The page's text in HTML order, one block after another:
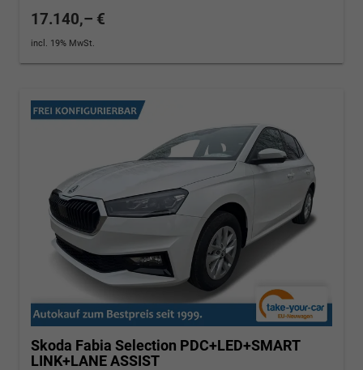
17.140,– €
incl. 19% MwSt.
Skoda Fabia Selection PDC+LED+SMART
LINK+LANE ASSIST